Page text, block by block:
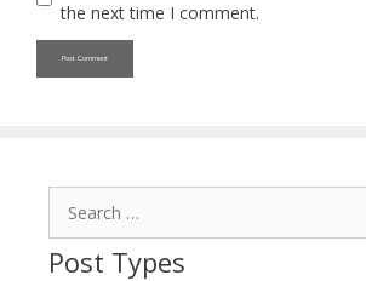
the next time I comment.
Post Types